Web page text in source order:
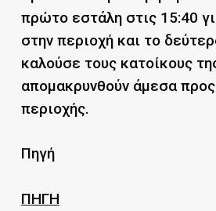
πρώτο εστάλη στις 15:40
στην περιοχή και το
καλούσε τους κατοίκους
απομακρυνθούν άμεσα
περιοχής.
Πηγή
ΠΗΓΗ